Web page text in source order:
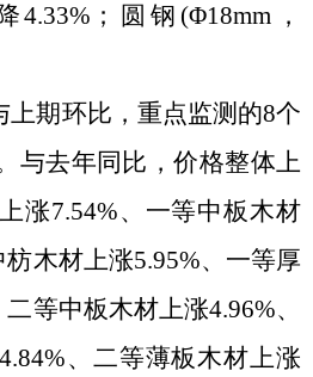
4.33%；圆钢(Φ18mm，
上期环比，重点监测的8个
与去年同比，价格整体上
涨7.54%、一等中板木材
木材上涨5.95%、一等厚
等中板木材上涨4.96%、
、二等薄板木材上涨